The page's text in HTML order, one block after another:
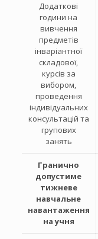
Додаткові
години на
вивчення
предметів
інваріантної
складової,
курсів за
вибором,
проведення
індивідуальних
консультацій та
групових
занять
Гранично
допустиме
тижневе
навчальне
навантаження
на учня